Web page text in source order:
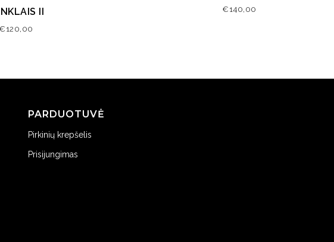
II
€ 120,00
€ 140,00
PARDUOTUVĖ
Pirkinių krepšelis
Prisijungimas